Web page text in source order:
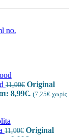
11,00€ Original
8,99€. (7,25€ χωρίς
11,00€ Original